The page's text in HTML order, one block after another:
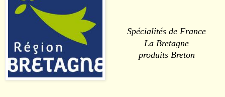
Spécialités de France
La Bretagne
produits Breton